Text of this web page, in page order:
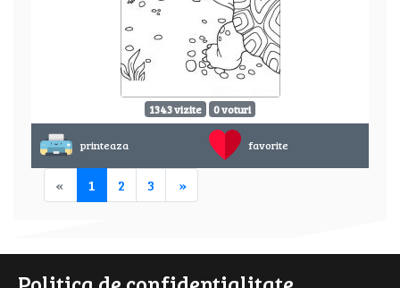
1343 vizite 0 voturi
printeaza favorite
« 1 2 3 »